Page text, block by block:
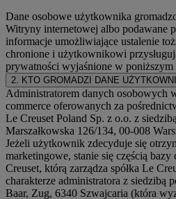
Dane osobowe użytkownika
Witryny internetowej albo podawane
informacje umożliwiające ustalenie
chronione i użytkownikowi
prywatności wyjaśnione w poniższym
2. KTO GROMADZI DANE
Administratorem danych osobowych
commerce oferowanych za
Le Creuset Poland Sp. z o.o. z
Marszałkowska 126/134, 00-008
Jeżeli użytkownik zdecyduje się
marketingowe, stanie się częścią
Creuset, którą zarządza spółka Le
charakterze administratora z siedzibą
Baar, Zug, 6340 Szwajcaria (która